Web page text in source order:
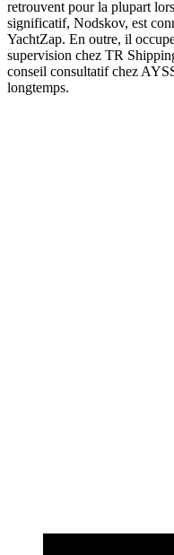
retrouvent pour la plupart
significatif, Nodskov, est
YachtZap. En outre, il
supervision chez TR
conseil consultatif chez
longtemps.